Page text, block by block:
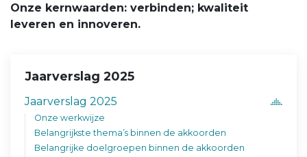
Onze kernwaarden: verbinden; kwaliteit
leveren en innoveren.
Jaarverslag 2025
Jaarverslag 2025
Onze werkwijze
Belangrijkste thema’s binnen de akkoorden
Belangrijke doelgroepen binnen de akkoorden